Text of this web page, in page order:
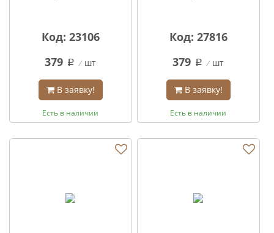
Код: 23106
379 q шт
В заявку!
Есть в наличии
Код: 27816
379 q шт
В заявку!
Есть в наличии